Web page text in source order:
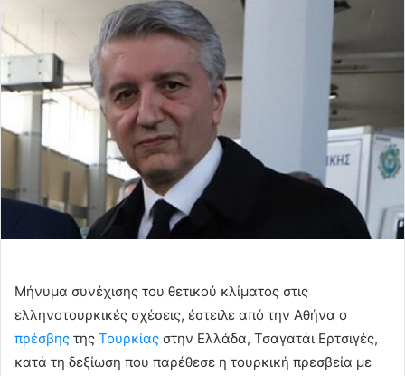
email
Μήνυμα συνέχισης του θετικού κλίματος στις
ελληνοτουρκικές σχέσεις, έστειλε από την Αθήνα ο
πρέσβης της Τουρκίας στην Ελλάδα, Τσαγατάι Ερτσιγές,
κατά τη δεξίωση που παρέθεσε η τουρκική πρεσβεία με